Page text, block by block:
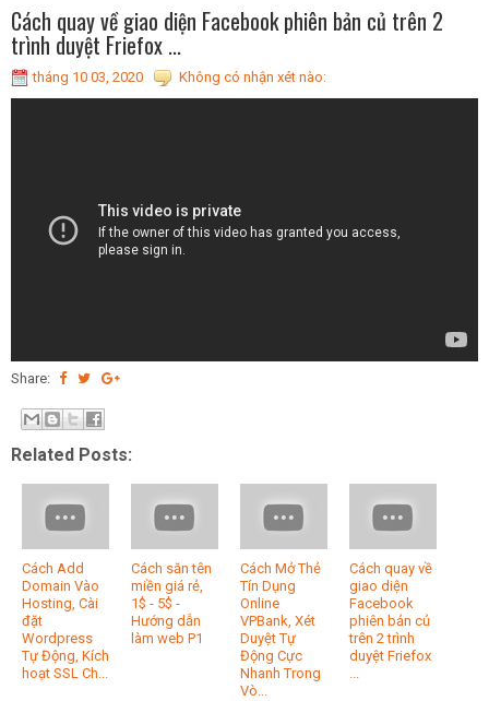
Cách quay về giao diện Facebook phiên bản củ trên 2
trình duyệt Friefox ...
tháng 10 03, 2020 Không có nhận xét nào:
Share:
Related Posts:
Cách Add
Domain Vào
Hosting, Cài
đặt
Wordpress
Tự Động, Kích
hoạt SSL Ch...
Cách săn tên
miền giá rẻ,
1$ - 5$ -
Hướng dẫn
làm web P1
Cách Mở Thẻ
Tín Dụng
Online
VPBank, Xét
Duyệt Tự
Động Cực
Nhanh Trong
Vò...
Cách quay về
giao diện
Facebook
phiên bản củ
trên 2 trình
duyệt Friefox
...